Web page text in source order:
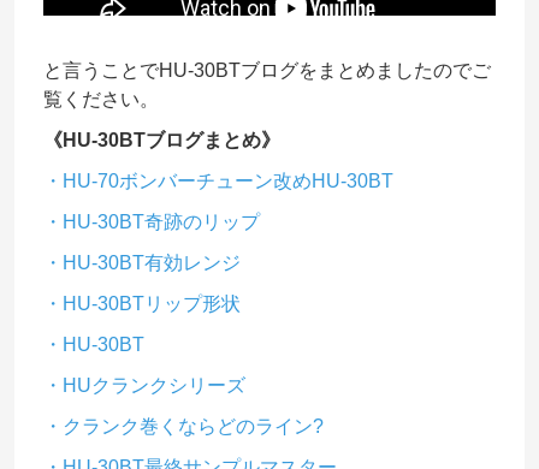
と言うことでHU-30BTブログをまとめましたのでご
覧ください。
《HU-30BTブログまとめ》
・HU-70ボンバーチューン改めHU-30BT
・HU-30BT奇跡のリップ
・HU-30BT有効レンジ
・HU-30BTリップ形状
・HU-30BT
・HUクランクシリーズ
・クランク巻くならどのライン?